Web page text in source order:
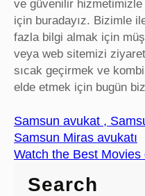
ve güvenilir hizmetimizle
için buradayız. Bizimle
fazla bilgi almak için
veya web sitemizi
sıcak geçirmek ve
elde etmek için bugün
Samsun avukat ,
Samsun Miras avukatı
Watch the Best Movies
Search